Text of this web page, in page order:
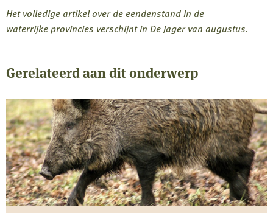
Het volledige artikel over de eendenstand in de
waterrijke provincies verschijnt in De Jager van augustus.
Gerelateerd aan dit onderwerp